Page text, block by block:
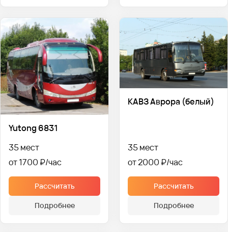
Yutong 6831
35 мест
от 1700 ₽
Рассчитать
Подробнее
КАВЗ Аврора (белый)
35 мест
от 2000 ₽
Рассчитать
Подробнее